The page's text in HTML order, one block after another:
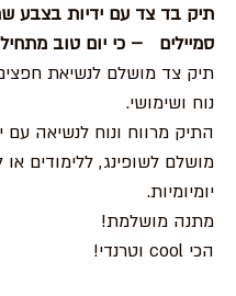
תיק בד צד עם ידיות בצבע
סמיילים – כי יום טוב
תיק צד מושלם לנשיאת
נוח ושימושי.
התיק מרווח ונוח לנשיאה עם
מושלם לשופינג, ללימודים או
יומיומיות.
מתנה מושלמת!
הכי cool וטרנדי!